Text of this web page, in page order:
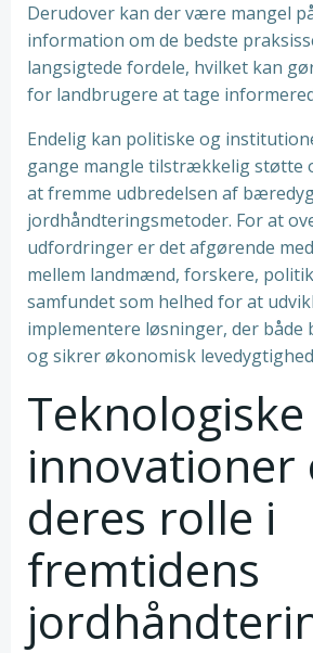
Derudover kan der være mangel
information om de bedste
langsigtede fordele, hvilket kan
for landbrugere at tage
Endelig kan politiske og
gange mangle tilstrækkelig støtte
at fremme udbredelsen af
jordhåndteringsmetoder. For at
udfordringer er det afgørende
mellem landmænd, forskere,
samfundet som helhed for at
implementere løsninger, der både
og sikrer økonomisk
Teknologiske
innovationer
deres rolle i
fremtidens